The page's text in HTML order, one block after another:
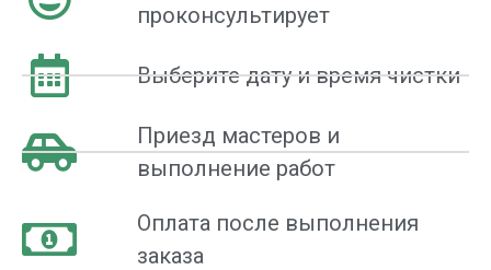
проконсультирует
Выберите дату и время чистки
Приезд мастеров и
выполнение работ
Оплата после выполнения
заказа